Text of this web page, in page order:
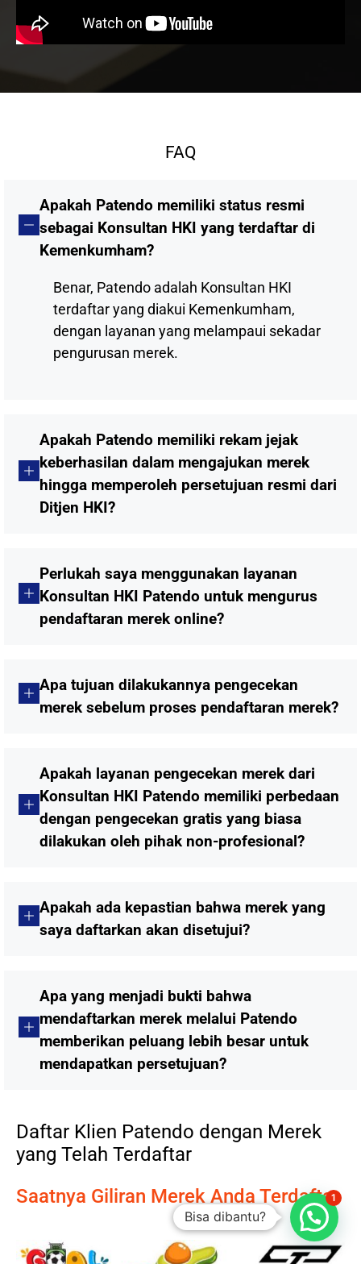
FAQ
Apakah Patendo memiliki status resmi
sebagai Konsultan HKI yang terdaftar di
Kemenkumham?
Benar, Patendo adalah Konsultan HKI
terdaftar yang diakui Kemenkumham,
dengan layanan yang melampaui sekadar
pengurusan merek.
Apakah Patendo memiliki rekam jejak
keberhasilan dalam mengajukan merek
hingga memperoleh persetujuan resmi dari
Ditjen HKI?
Perlukah saya menggunakan layanan
Konsultan HKI Patendo untuk mengurus
pendaftaran merek online?
Apa tujuan dilakukannya pengecekan
merek sebelum proses pendaftaran merek?
Apakah layanan pengecekan merek dari
Konsultan HKI Patendo memiliki perbedaan
dengan pengecekan gratis yang biasa
dilakukan oleh pihak non-profesional?
Apakah ada kepastian bahwa merek yang
saya daftarkan akan disetujui?
Apa yang menjadi bukti bahwa
mendaftarkan merek melalui Patendo
memberikan peluang lebih besar untuk
mendapatkan persetujuan?
Daftar Klien Patendo dengan Merek
yang Telah Terdaftar
Saatnya Giliran Merek Anda Terdaftar
Bisa dibantu?
1